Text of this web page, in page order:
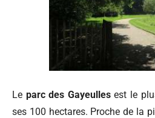
Le parc des Gayeullesest le
ses 100 hectares. Proche de la